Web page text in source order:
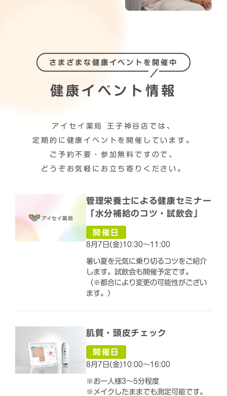
さまざまな健康イベントを開催中
健康イベント情報
アイセイ薬局 王子神谷店では、
定期的に健康イベントを開催しています。
ご予約不要・参加無料ですので、
どうぞお気軽にお立ち寄りください。
管理栄養士による健康セミナー
「水分補給のコツ・試飲会」
開催日
8月7日(金)10:30～11:00
暑い夏を元気に乗り切るコツをご紹介
します。試飲会も開催予定です。
（※都合により変更の可能性がござい
ます。）
肌質・頭皮チェック
開催日
8月7日(金)10:00～16:00
※お一人様3～5分程度
※メイクしたままでも測定可能です。